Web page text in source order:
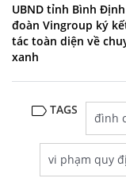
UBND tỉnh Bình
đoàn Vingroup ký
tác toàn diện về
xanh
TAGS
đình
vi phạm quy